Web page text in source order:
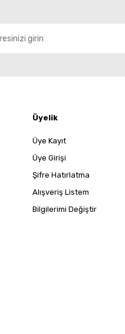
Üyelik
Üye Kayıt
Üye Girişi
Şifre Hatırlatma
Alışveriş Listem
Bilgilerimi Değiştir